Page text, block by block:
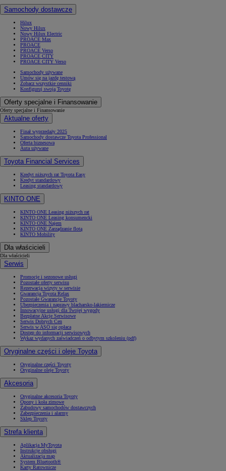
Samochody dostawcze
Hilux
Nowy Hilux
Nowy Hilux Electric
PROACE Max
PROACE
PROACE Verso
PROACE CITY
PROACE CITY Verso
Samochody używane
Umów się na jazdę testową
Zobacz wszystkie cenniki
Konfiguruj swoją Toyotę
Oferty specjalne i Finansowanie
Oferty specjalne i Finansowanie
Aktualne oferty
Finał wyprzedaży 2025
Samochody dostawcze Toyota Professional
Oferta biznesowa
Auta używane
Toyota Financial Services
Kredyt niższych rat Toyota Easy
Kredyt standardowy
Leasing standardowy
KINTO ONE
KINTO ONE Leasing niższych rat
KINTO ONE Leasing konsumencki
KINTO ONE Najem
KINTO ONE Zarządzanie flotą
KINTO Mobility
Dla właścicieli
Dla właścicieli
Serwis
Promocje i sezonowe usługi
Pozostałe oferty serwisu
Rezerwacja wizyty w serwisie
Gwarancja Toyota Relax
Pozostałe Gwarancje Toyoty
Ubezpieczenia i naprawy blacharsko-lakiernicze
Innowacyjne usługi dla Twojej wygody
Bezpłatne Akcje Serwisowe
Serwis Dobrych Cen
Serwis w ASO się opłaca
Dostęp do informacji serwisowych
Wykaz wydanych zaświadczeń o odbytym szkoleniu (pdf)
Oryginalne części i oleje Toyota
Oryginalne części Toyoty
Oryginalne oleje Toyoty
Akcesoria
Oryginalne akcesoria Toyoty
Opony i koła zimowe
Zabudowy samochodów dostawczych
Zabezpieczenia i alarmy
Sklep Toyoty
Strefa klienta
Aplikacja MyToyota
Instrukcje obsługi
Aktualizacja map
System Bluetooth®
Karty Ratownicze